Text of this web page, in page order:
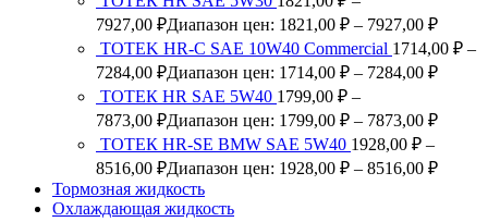
7927,00 ₽Диапазон цен: 1821,00 ₽ – 7927,00 ₽
TOTEK HR-C SAE 10W40 Commercial 1714,00 ₽ –
7284,00 ₽Диапазон цен: 1714,00 ₽ – 7284,00 ₽
ТОТЕК HR SAE 5W40 1799,00 ₽ –
7873,00 ₽Диапазон цен: 1799,00 ₽ – 7873,00 ₽
ТОТЕК HR-SE BMW SAE 5W40 1928,00 ₽ –
8516,00 ₽Диапазон цен: 1928,00 ₽ – 8516,00 ₽
Тормозная жидкость
Охлаждающая жидкость